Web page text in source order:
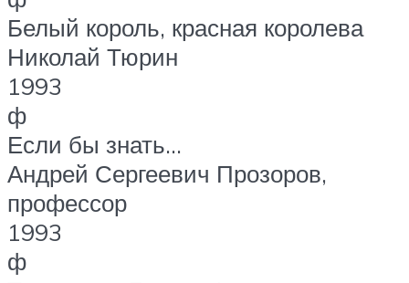
Белый король, красная королева
Николай Тюрин
1993
ф
Если бы знать…
Андрей Сергеевич Прозоров,
профессор
1993
ф